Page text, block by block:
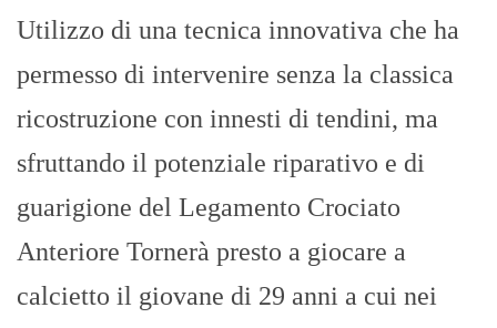
Utilizzo di una tecnica innovativa che ha
permesso di intervenire senza la classica
ricostruzione con innesti di tendini, ma
sfruttando il potenziale riparativo e di
guarigione del Legamento Crociato
Anteriore Tornerà presto a giocare a
calcietto il giovane di 29 anni a cui nei